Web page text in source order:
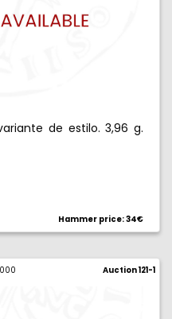
de estilo. 3,96 g.
Hammer price: 34€
Auction 121-1